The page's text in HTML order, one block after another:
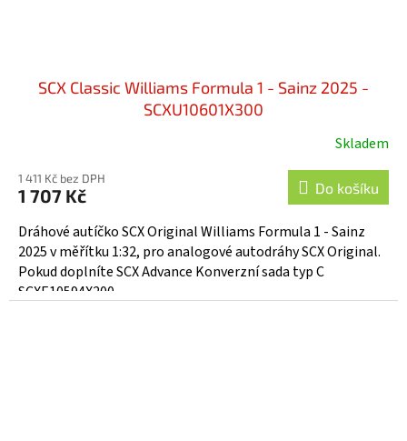
SCX Classic Williams Formula 1 - Sainz 2025 -
SCXU10601X300
Skladem
1 411 Kč bez DPH
1 707 Kč Do košíku
Dráhové autíčko SCX Original Williams Formula 1 - Sainz
2025 v měřítku 1:32, pro analogové autodráhy SCX Original.
Pokud doplníte SCX Advance Konverzní sada typ C
SCXE10594X200,...